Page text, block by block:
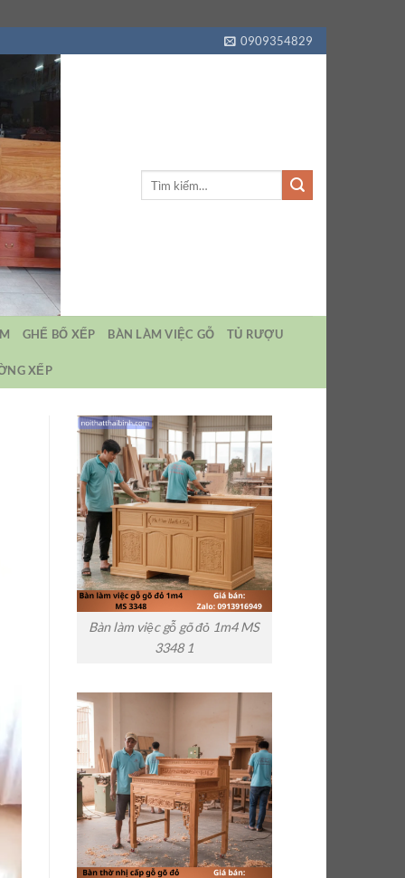
0909354829
GHẾ BỐ XẾP BÀN LÀM VIỆC GỖ TỦ RƯỢU
XẾP
Bàn làm việc gỗ gõ đỏ 1m4 MS
3348 1